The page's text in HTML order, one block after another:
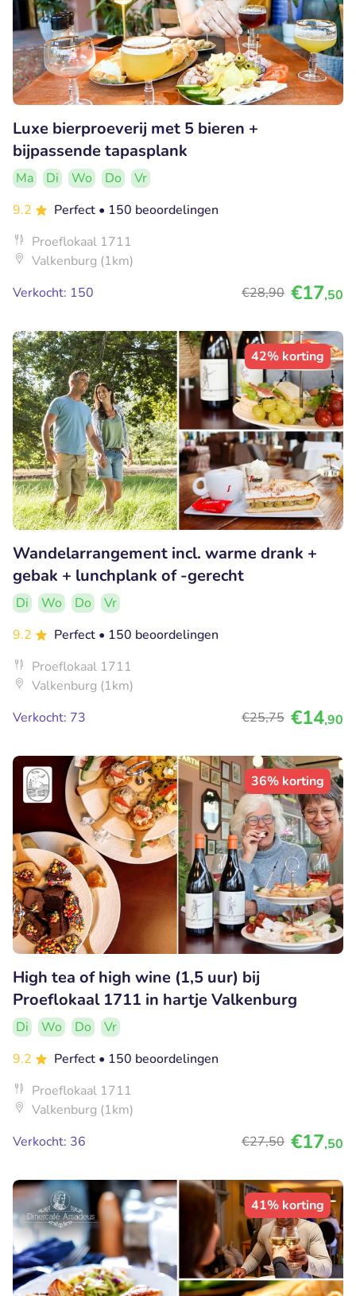
Luxe bierproeverij met 5 bieren +
bijpassende tapasplank
Ma Di Wo Do
Vr
9.2
Perfect • 150 beoordelingen
Proeflokaal 1711
Valkenburg (1km)
Verkocht: 150
€28,90 €17,50
42% korting
Wandelarrangement incl. warme drank +
gebak + lunchplank of -gerecht
Di Wo Do
Vr
9.2
Perfect • 150 beoordelingen
Proeflokaal 1711
Valkenburg (1km)
Verkocht: 73
€25,75 €14,90
36% korting
High tea of high wine (1,5 uur) bij
Proeflokaal 1711 in hartje Valkenburg
Di Wo Do
Vr
9.2
Perfect • 150 beoordelingen
Proeflokaal 1711
Valkenburg (1km)
Verkocht: 36
€27,50 €17,50
41% korting